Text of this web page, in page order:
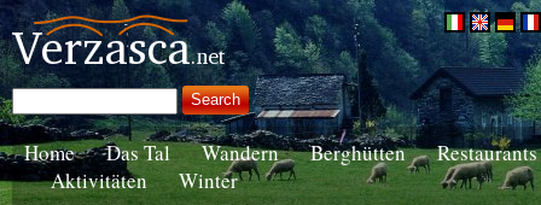
Home Das Tal Wandern Berghütten
Restaurants
Aktivitäten
Winter